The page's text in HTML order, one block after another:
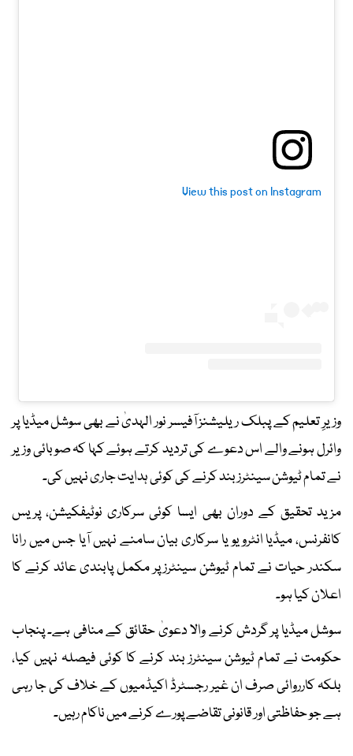
View this post on Instagram
وزیرِ تعلیم کے پبلک ریلیشنز آفیسر نور الہدیٰ نے بھی سوشل میڈیا پر
وائرل ہونے والے اس دعوے کی تردید کرتے ہوئے کہا کہ صوبائی وزیر
نے تمام ٹیوشن سینٹرز بند کرنے کی کوئی ہدایت جاری نہیں کی۔
مزید تحقیق کے دوران بھی ایسا کوئی سرکاری نوٹیفکیشن، پریس
کانفرنس، میڈیا انٹرویو یا سرکاری بیان سامنے نہیں آیا جس میں رانا
سکندر حیات نے تمام ٹیوشن سینٹرز پر مکمل پابندی عائد کرنے کا
اعلان کیا ہو۔
سوشل میڈیا پر گردش کرنے والا دعویٰ حقائق کے منافی ہے۔ پنجاب
حکومت نے تمام ٹیوشن سینٹرز بند کرنے کا کوئی فیصلہ نہیں کیا،
بلکہ کارروائی صرف ان غیر رجسٹرڈ اکیڈمیوں کے خلاف کی جا رہی
ہے جو حفاظتی اور قانونی تقاضے پورے کرنے میں ناکام رہیں۔